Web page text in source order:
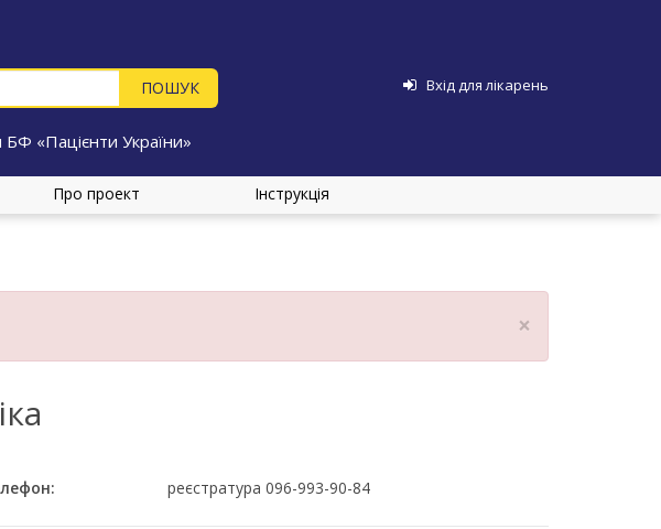
Вхід для лікарень
БФ «Пацієнти України»
Про проект Інструкція
×
реєстратура 096-993-90-84